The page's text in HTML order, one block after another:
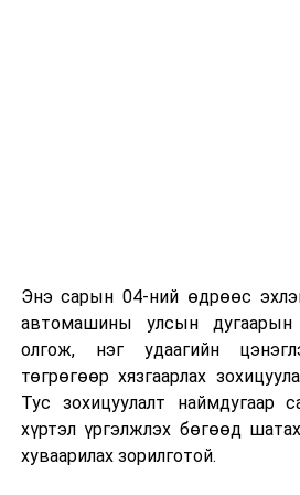
Энэ сарын 04-ний өдрөөс
автомашины улсын дугаарын
олгож, нэг удаагийн
төгрөгөөр хязгаарлах
Тус зохицуулалт наймдугаар
хүртэл үргэлжлэх бөгөөд
хуваарилах зорилготой.